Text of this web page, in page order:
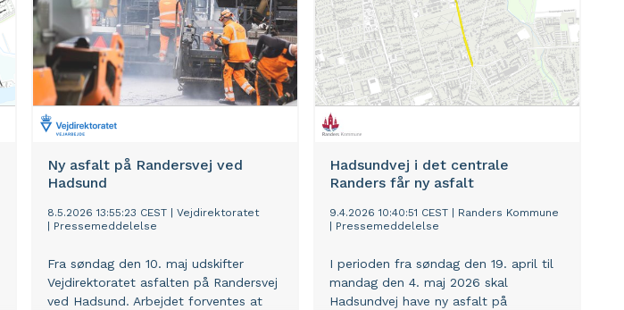
Ny asfalt på Randersvej ved
Hadsund
8.5.2026 13:55:23 CEST
Vejdirektoratet
Pressemeddelelse
Fra søndag den 10. maj udskifter
Vejdirektoratet asfalten på Randersvej
ved Hadsund. Arbejdet forventes at
Hadsundvej i det centrale
Randers får ny asfalt
9.4.2026 10:40:51 CEST
Randers Kommune
Pressemeddelelse
I perioden fra søndag den 19. april til
mandag den 4. maj 2026 skal
Hadsundvej have ny asfalt på